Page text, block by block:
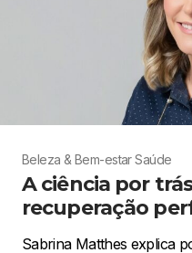
Beleza & Bem-estar Saúde
A ciência por
recuperação
Sabrina Matthes explica